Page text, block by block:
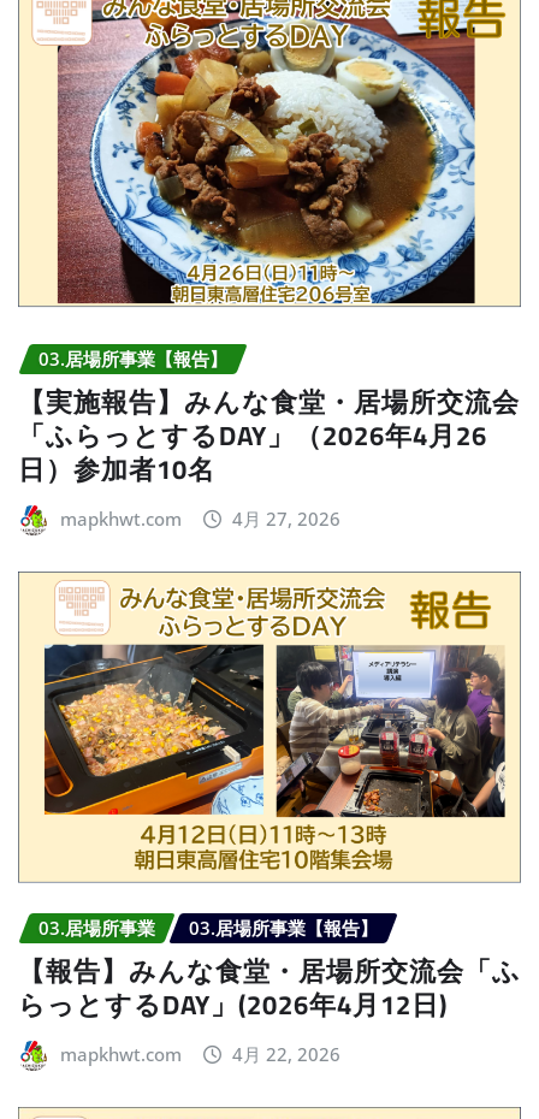
03.居場所事業【報告】
【実施報告】みんな食堂・居場所交流会
「ふらっとするDAY」（2026年4月26
日）参加者10名
mapkhwt.com 4月 27, 2026
03.居場所事業 03.居場所事業【報告】
【報告】みんな食堂・居場所交流会「ふ
らっとするDAY」(2026年4月12日)
mapkhwt.com 4月 22, 2026